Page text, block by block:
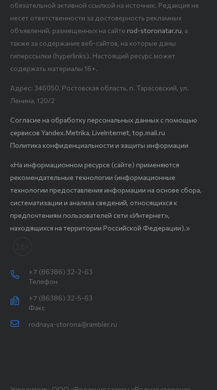
обязательной активной ссылкой на источник. Редакция не
несет ответственности за достоверность рекламных
объявлений, размещенных на сайте rod-storonatar.ru, а
также за содержание веб-сайтов, на которые даны
гиперссылки (hyperlinks). Настоящий ресурс может
содержать материалы 16+.
Адрес: 346050, Ростовская область, п. Тарасовский, ул.
Ленина, 120/2
Согласие на обработку персональных данных с помощью
сервисов Yandex.Metrika, LiveInternet, top.mail.ru
Политика конфиденциальности и защиты информации
«На информационном ресурсе (сайте) применяются
рекомендательные технологии (информационные
технологии предоставления информации на основе сбора,
систематизации и анализа сведений, относящихся к
предпочтениям пользователей сети «Интернет»,
находящихся на территории Российской Федерации).»
+7 (86386) 32-2-63
Телефон
+7 (86386) 32-5-63
Факс
rodnaya-storona@rambler.ru